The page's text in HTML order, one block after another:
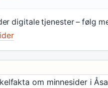
digitale tjenester – følg
om minnesider i